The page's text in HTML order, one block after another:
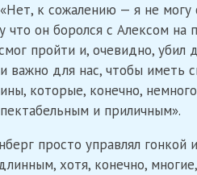
к сожалению — я не могу
что он боролся с Алексом
пройти и, очевидно,
важно для нас, чтобы
которые, конечно,
и приличным».
просто управлял
хотя, конечно,